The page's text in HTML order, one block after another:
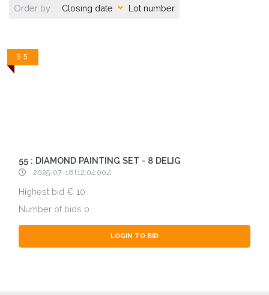
Order by: Closing date Lot number
55
55 : DIAMOND PAINTING SET - 8 DELIG
2025-07-18T12:04:00Z
Highest bid
10
Number of bids 0
LOGIN TO BID